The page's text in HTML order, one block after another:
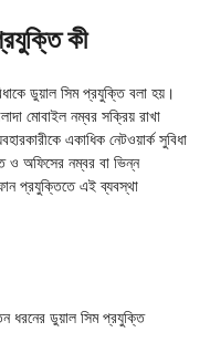
কী
ডুয়াল সিম প্রযুক্তি বলা হয়।
মোবাইল নম্বর সক্রিয় রাখা
একাধিক নেটওয়ার্ক সুবিধা
ও অফিসের নম্বর বা ভিন্ন
প্রযুক্তিতে এই ব্যবস্থা
ধরনের ডুয়াল সিম প্রযুক্তি